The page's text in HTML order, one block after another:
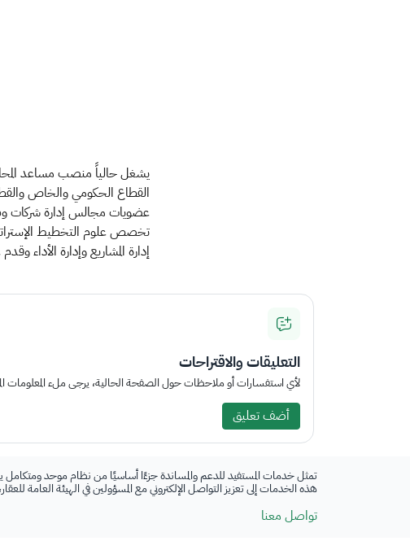
القطاع الحكومي والخاص
عضويات مجالس إدارة شركات
إدارة المشاريع وإدارة الأداء
التعليقات والاقتراحات
لأي استفسارات أو ملاحظات حول الصفحة الحالية، يرجى ملء المعلومات
أضف تعليق
تمثل خدمات المستفيد للدعم والمساندة جزءًا أساسيًا من نظام موحد ومتكامل
هذه الخدمات إلى تعزيز التواصل الإلكتروني مع المسؤولين في الهيئة العامة
تواصل معنا